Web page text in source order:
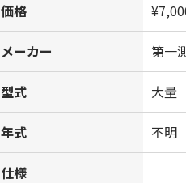
価格
メーカー 第一
型式 大
年式 不明
仕様